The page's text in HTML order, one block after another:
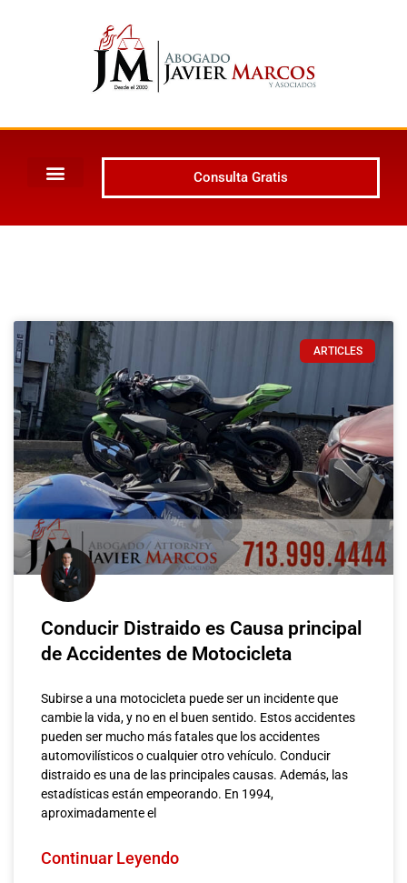
Consulta Gratis
ARTICLES
Conducir Distraido es Causa principal
de Accidentes de Motocicleta
Subirse a una motocicleta puede ser un incidente que
cambie la vida, y no en el buen sentido. Estos accidentes
pueden ser mucho más fatales que los accidentes
automovilísticos o cualquier otro vehículo. Conducir
distraido es una de las principales causas. Además, las
estadísticas están empeorando. En 1994,
aproximadamente el
Continuar Leyendo